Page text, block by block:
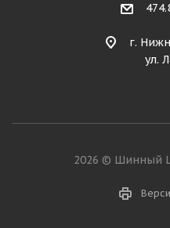
г.
ул.
2026 © Шинный